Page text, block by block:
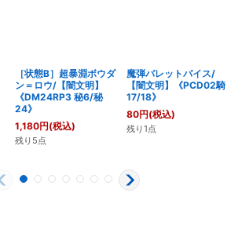
［状態B］超暴淵ボウダ
ン＝ロウ/【闇文明】
《DM24RP3 秘6/秘
24》
1,180円(税込)
残り5点
魔弾バレットバイス/
【闇文明】《PCD02騎
17/18》
80円(税込)
残り1点